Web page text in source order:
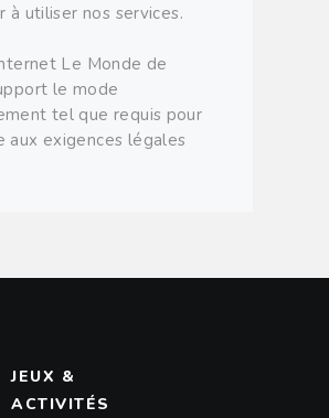
à utiliser nos services.
Le Monde de
le mode
tel que requis pour
aux exigences légales
JEUX &
ACTIVITÉS